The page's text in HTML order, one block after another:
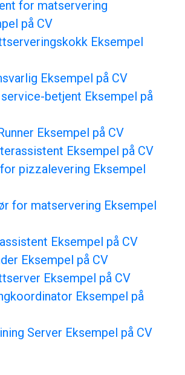
for matservering
på CV
Eksempel
Eksempel på CV
betjent Eksempel på
Eksempel på CV
Eksempel på CV
pizzalevering Eksempel
for matservering Eksempel
Eksempel på CV
Eksempel på CV
Eksempel på CV
Eksempel på
Server Eksempel på CV